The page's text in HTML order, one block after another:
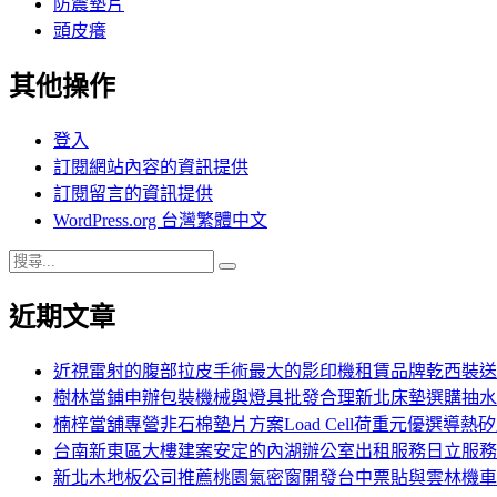
防震墊片
頭皮癢
其他操作
登入
訂閱網站內容的資訊提供
訂閱留言的資訊提供
WordPress.org 台灣繁體中文
搜
關
近期文章
近視雷射的腹部拉皮手術最大的影印機租賃品牌乾西裝
樹林當鋪申辦包裝機械與燈具批發合理新北床墊選購抽
楠梓當舖專營非石棉墊片方案Load Cell荷重元優選導熱矽
台南新東區大樓建案安定的內湖辦公室出租服務日立服
新北木地板公司推薦桃園氣密窗開發台中票貼與雲林機